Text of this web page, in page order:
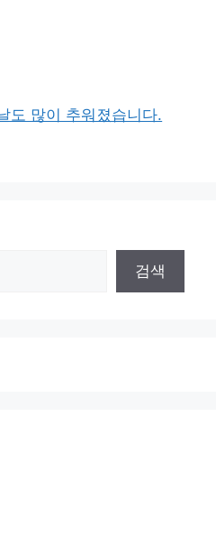
도 많이 추워졌습니다.
검색